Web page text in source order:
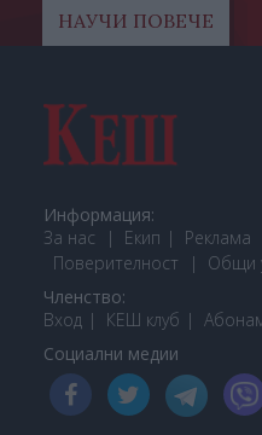
НАУЧИ ПОВЕЧЕ
Информация:
За нас
Екип Реклама
Поверителност
Общи
Членство:
Вход
КЕШ клуб Або
Социални медии